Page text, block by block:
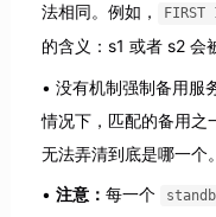
法相同。例如，
的含义：s1 或者 s2 会
没有机制强制备用服
情况下，匹配的备用之
无法弄清到底是哪一个。
注意： 每一个